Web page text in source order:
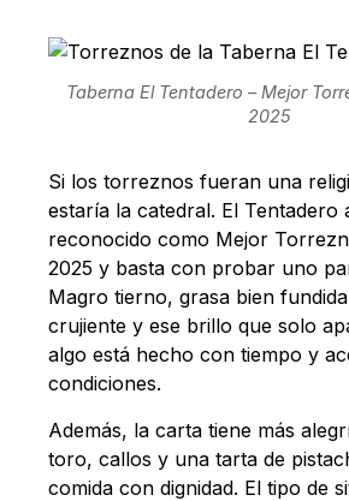
Taberna El Tentadero – Mejor
2025
Si los torreznos fueran una
estaría la catedral. El Tentadero
reconocido como Mejor
2025 y basta con probar uno
Magro tierno, grasa bien
crujiente y ese brillo que solo
algo está hecho con tiempo y
condiciones.
Además, la carta tiene más
toro, callos y una tarta de
comida con dignidad. El tipo de